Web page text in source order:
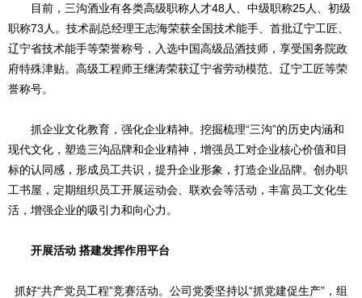
目前，三沟酒业有各类高级职称人才48人、中级职称25人、初级
职称73人。技术副总经理王志海荣获全国技术能手、首批辽宁工匠、
辽宁省技术能手等荣誉称号，入选中国高级品酒技师，享受国务院政
府特殊津贴。高级工程师王继涛荣获辽宁省劳动模范、辽宁工匠等荣
誉称号。
抓企业文化教育，强化企业精神。挖掘梳理“三沟”的历史内涵和
现代文化，塑造三沟品牌和企业精神，增强员工对企业核心价值和目
标的认同感，形成员工共识，提升企业形象，打造企业品牌。创办职
工书屋，定期组织员工开展运动会、联欢会等活动，丰富员工文化生
活，增强企业的吸引力和向心力。
开展活动 搭建发挥作用平台
抓好“共产党员工程”竞赛活动。公司党委坚持以“抓党建促生产”，组